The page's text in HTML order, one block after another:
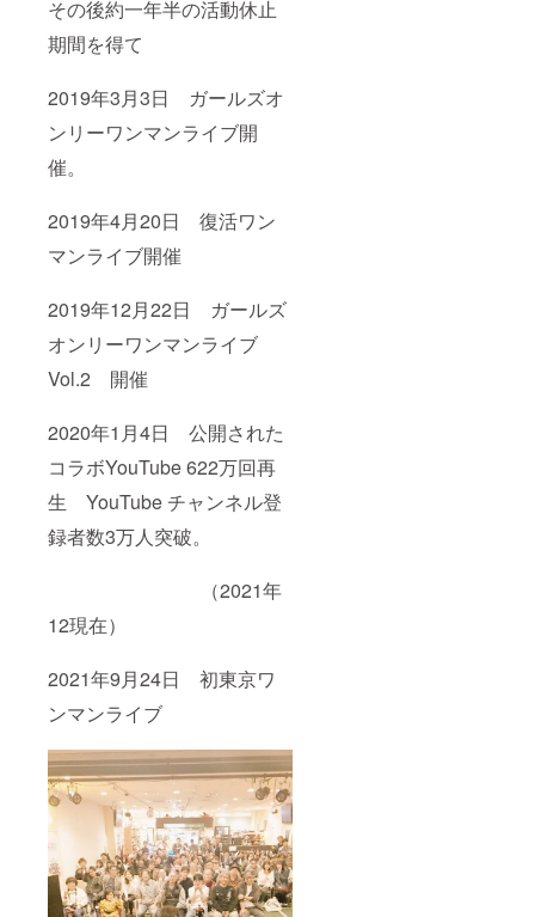
その後約一年半の活動休止
期間を得て
2019年3月3日 ガールズオ
ンリーワンマンライブ開
催。
2019年4月20日 復活ワン
マンライブ開催
2019年12月22日 ガールズ
オンリーワンマンライブ
Vol.2 開催
2020年1月4日 公開された
コラボYouTube 622万回再
生 YouTube チャンネル登
録者数3万人突破。
（2021年
12現在）
2021年9月24日 初東京ワ
ンマンライブ